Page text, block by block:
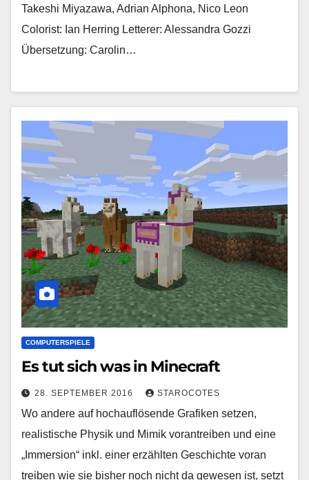
Takeshi Miyazawa, Adrian Alphona, Nico Leon
Colorist: Ian Herring Letterer: Alessandra Gozzi
Übersetzung: Carolin…
COMPUTERSPIELE
Es tut sich was in Minecraft
28. SEPTEMBER 2016 STAROCOTES
Wo andere auf hochauflösende Grafiken setzen,
realistische Physik und Mimik vorantreiben und eine
„Immersion“ inkl. einer erzählten Geschichte voran
treiben wie sie bisher noch nicht da gewesen ist, setzt